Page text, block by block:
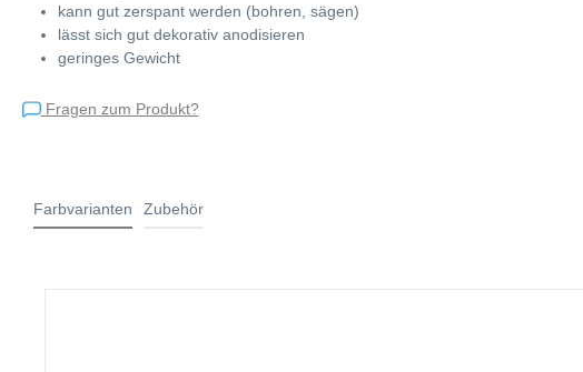
kann gut zerspant werden (bohren, sägen)
lässt sich gut dekorativ anodisieren
geringes Gewicht
Fragen zum Produkt?
Farbvarianten Zubehör